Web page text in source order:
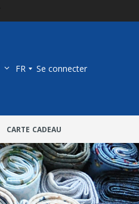
FR Se connecter
CARTE CADEAU